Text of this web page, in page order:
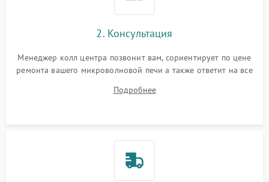
2. Консультация
Менеджер колл центра позвонит вам, сориентирует по цене
ремонта вашего микроволновой печи а также ответит на все
Подробнее